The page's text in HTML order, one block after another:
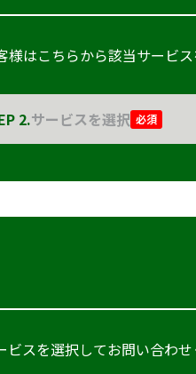
はこちらから該当サービ
2.サービスを選択 必須
スを選択してお問い合わせ